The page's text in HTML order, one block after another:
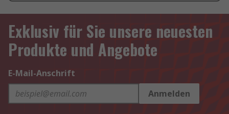
Exklusiv für Sie unsere neuesten
Produkte und Angebote
E-Mail-Anschrift
Anmelden